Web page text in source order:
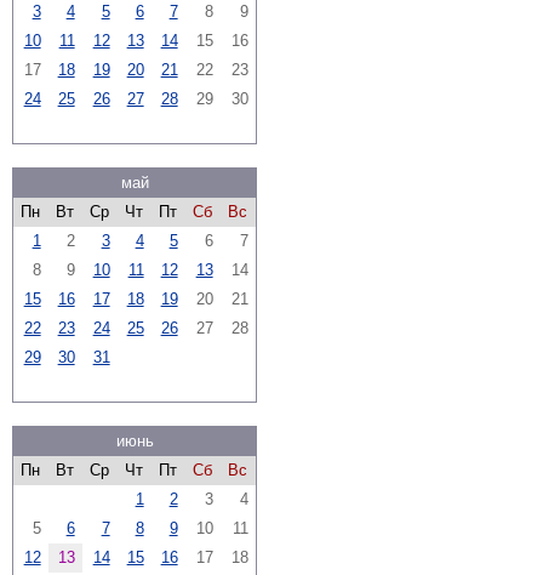
3
4 5 6 7 8
9
10
11 12 13 14 15
16
17
18 19 20 21 22
23
24
25 26 27 28 29 30
май
Пн
Вт Ср Чт Пт Сб
Вс
1
2 3 4 5 6
7
8
9 10 11 12 13
14
15
16 17 18 19 20
21
22
23 24 25 26 27
28
29
30 31
июнь
Пн
Вт Ср Чт Пт Сб
Вс
1
2 3
4
5
6 7 8 9 10
11
12
13 14 15 16 17
18